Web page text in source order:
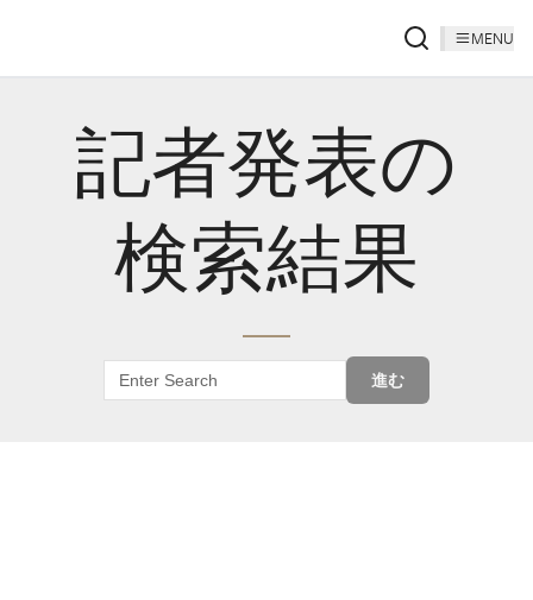
MENU
記者発表の
検索結果
進む